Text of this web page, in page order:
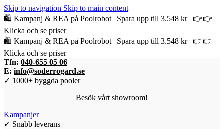
Skip to navigation Skip to main content
🛍️ Kampanj & REA på Poolrobot | Spara upp till 3.548 kr | 👉👉
Klicka och se priser
🛍️ Kampanj & REA på Poolrobot | Spara upp till 3.548 kr | 👉👉
Klicka och se priser
Tfn: 040-655 05 06
E: info@soderrogard.se
✓ 1000+ byggda pooler
Besök vårt showroom!
Kampanjer
✓ Snabb leverans